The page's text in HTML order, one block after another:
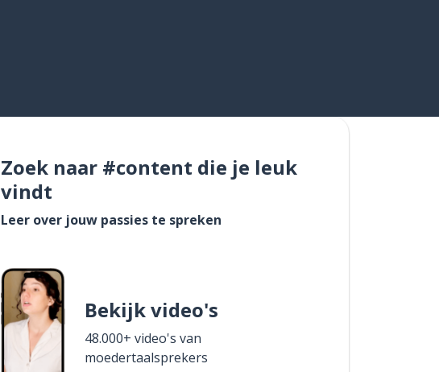
Zoek naar #content die je leuk
vindt
Leer over jouw passies te spreken
Bekijk video's
48.000+ video's van
moedertaalsprekers